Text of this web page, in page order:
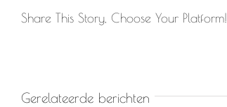
Share This Story, Choose Your Platform!
Gerelateerde berichten